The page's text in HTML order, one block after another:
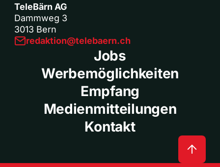
TeleBärn AG
Dammweg 3
3013 Bern
redaktion@telebaern.ch
Jobs
Werbemöglichkeiten
Empfang
Medienmitteilungen
Kontakt